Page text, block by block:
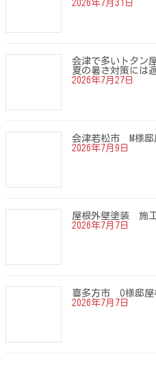
2026年7月31日
会津で多いトタン
夏の暑さ対策には
2026年7月27日
会津若松市 M様邸
2026年7月9日
屋根外壁塗装 施
2026年7月7日
喜多方市 O様邸屋
2026年7月7日